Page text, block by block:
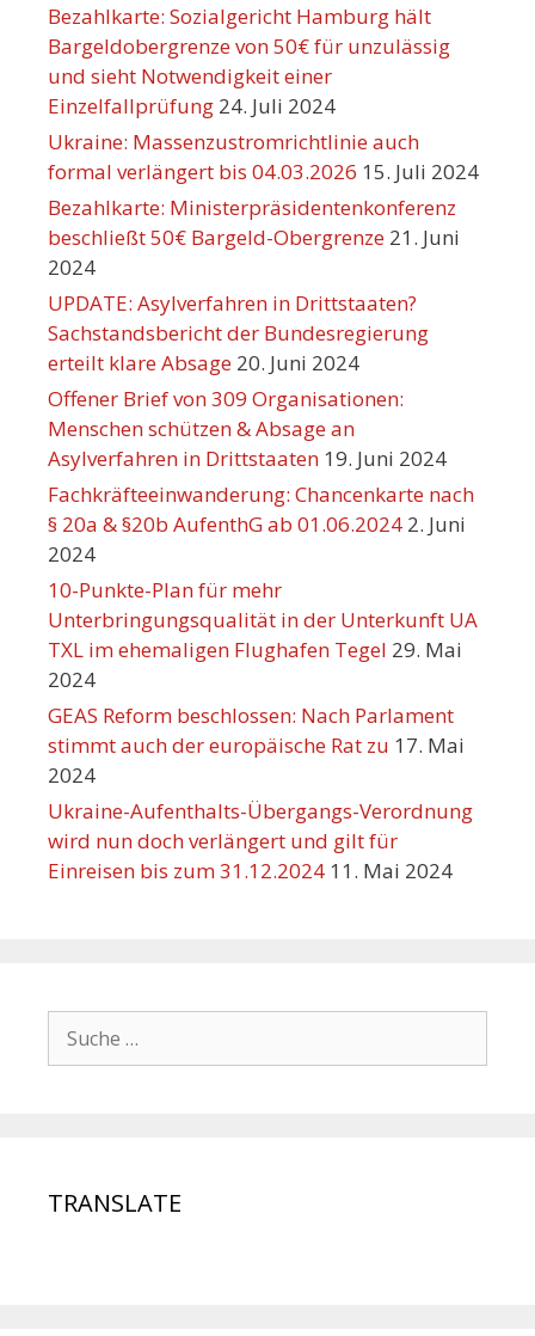
Bezahlkarte: Sozialgericht Hamburg hält
Bargeldobergrenze von 50€ für unzulässig
und sieht Notwendigkeit einer
Einzelfallprüfung 24. Juli 2024
Ukraine: Massenzustromrichtlinie auch
formal verlängert bis 04.03.2026 15. Juli 2024
Bezahlkarte: Ministerpräsidentenkonferenz
beschließt 50€ Bargeld-Obergrenze 21. Juni
2024
UPDATE: Asylverfahren in Drittstaaten?
Sachstandsbericht der Bundesregierung
erteilt klare Absage 20. Juni 2024
Offener Brief von 309 Organisationen:
Menschen schützen & Absage an
Asylverfahren in Drittstaaten 19. Juni 2024
Fachkräfteeinwanderung: Chancenkarte nach
§ 20a & §20b AufenthG ab 01.06.2024 2. Juni
2024
10-Punkte-Plan für mehr
Unterbringungsqualität in der Unterkunft UA
TXL im ehemaligen Flughafen Tegel 29. Mai
2024
GEAS Reform beschlossen: Nach Parlament
stimmt auch der europäische Rat zu 17. Mai
2024
Ukraine-Aufenthalts-Übergangs-Verordnung
wird nun doch verlängert und gilt für
Einreisen bis zum 31.12.2024 11. Mai 2024
Suche
nach:
TRANSLATE